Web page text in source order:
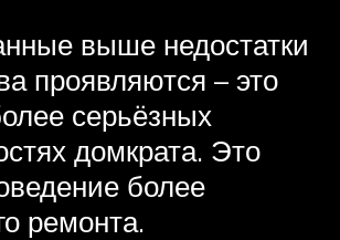
выше недостатки
проявляются – это
серьёзных
домкрата. Это
более
ремонта.